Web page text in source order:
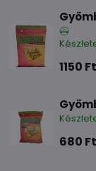
1150 Ft
680 Ft